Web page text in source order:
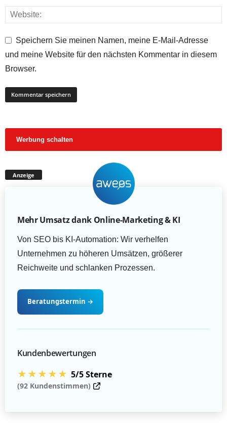
Speichern Sie meinen Namen, meine E-Mail-Adresse
und meine Website für den nächsten Kommentar in diesem
Browser.
Werbung schalten
Anzeige
Mehr Umsatz dank Online-Marketing & KI
Von SEO bis KI-Automation: Wir verhelfen
Unternehmen zu höheren Umsätzen, größerer
Reichweite und schlanken Prozessen.
Beratungstermin →
Kundenbewertungen
★★★★★ 5/5 Sterne
(92 Kundenstimmen)